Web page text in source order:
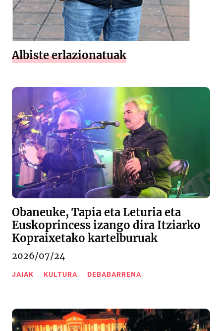
Albiste erlazionatuak
Obaneuke, Tapia eta Leturia eta
Euskoprincess izango dira Itziarko
Kopraixetako kartelburuak
2026/07/24
JAIAK KULTURA DEBABARRENA